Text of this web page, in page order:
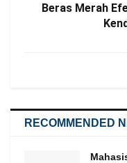
Beras Merah
RECOMMENDED